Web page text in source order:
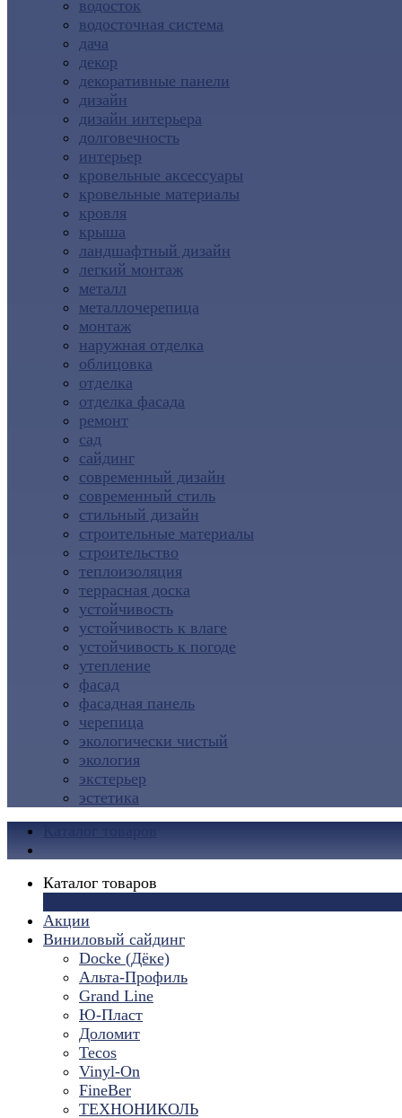
водосток
водосточная система
дача
декор
декоративные панели
дизайн
дизайн интерьера
долговечность
интерьер
кровельные аксессуары
кровельные материалы
кровля
крыша
ландшафтный дизайн
легкий монтаж
металл
металлочерепица
монтаж
наружная отделка
облицовка
отделка
отделка фасада
ремонт
сад
сайдинг
современный дизайн
современный стиль
стильный дизайн
строительные материалы
строительство
теплоизоляция
террасная доска
устойчивость
устойчивость к влаге
устойчивость к погоде
утепление
фасад
фасадная панель
черепица
экологически чистый
экология
экстерьер
эстетика
Каталог товаров
Акции
Виниловый сайдинг
Docke (Дёке)
Альта-Профиль
Grand Line
Ю-Пласт
Доломит
Tecos
Vinyl-On
FineBer
ТЕХНОНИКОЛЬ